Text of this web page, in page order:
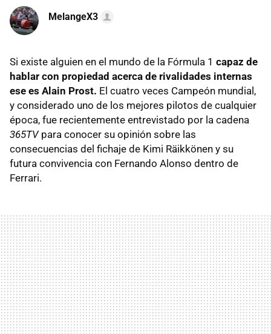
MelangeX3
Si existe alguien en el mundo de la Fórmula 1 capaz de
hablar con propiedad acerca de rivalidades internas
ese es Alain Prost. El cuatro veces Campeón mundial,
y considerado uno de los mejores pilotos de cualquier
época, fue recientemente entrevistado por la cadena
365TVpara conocer su opinión sobre las
consecuencias del fichaje de Kimi Räikkönen y su
futura convivencia con Fernando Alonso dentro de
Ferrari.